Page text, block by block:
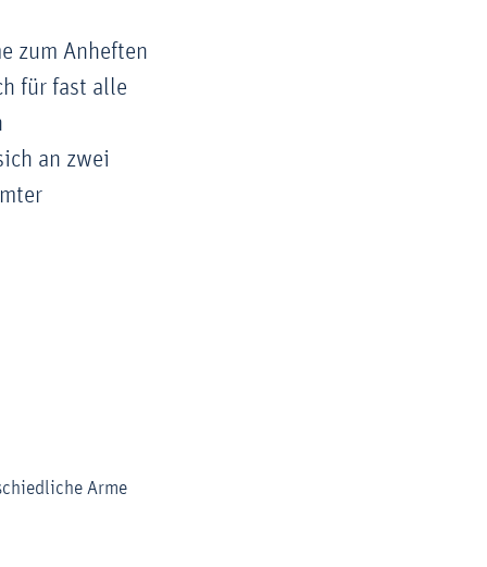
zum Anheften
für fast alle
an zwei
Arme